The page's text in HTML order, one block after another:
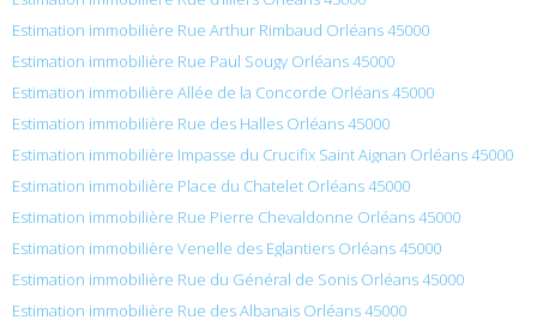
Estimation immobilière Rue Arthur Rimbaud Orléans 45000
Estimation immobilière Rue Paul Sougy Orléans 45000
Estimation immobilière Allée de la Concorde Orléans 45000
Estimation immobilière Rue des Halles Orléans 45000
Estimation immobilière Impasse du Crucifix Saint Aignan Orléans 45000
Estimation immobilière Place du Chatelet Orléans 45000
Estimation immobilière Rue Pierre Chevaldonne Orléans 45000
Estimation immobilière Venelle des Eglantiers Orléans 45000
Estimation immobilière Rue du Général de Sonis Orléans 45000
Estimation immobilière Rue des Albanais Orléans 45000